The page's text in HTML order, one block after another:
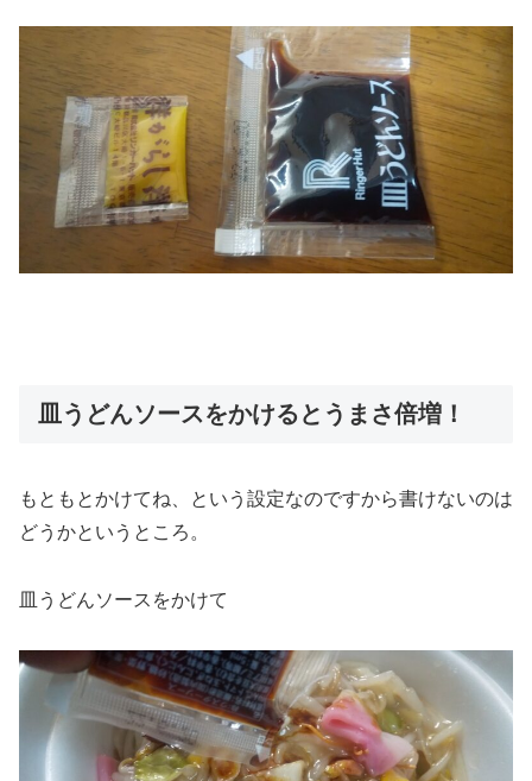
皿うどんソースをかけるとうまさ倍増！
もともとかけてね、という設定なのですから書けないのは
どうかというところ。
皿うどんソースをかけて